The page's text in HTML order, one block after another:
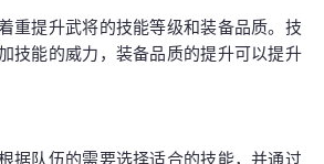
重提升武将的技能等级和装备品质。技
技能的威力，装备品质的提升可以提升
据队伍的需要选择适合的技能，并通过